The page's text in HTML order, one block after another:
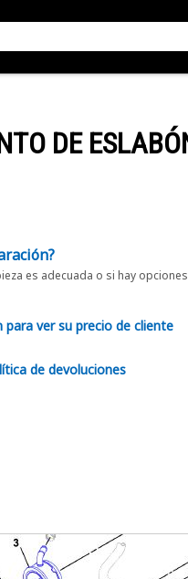
DE
es adecuada o si hay
para ver su precio de cliente
de devoluciones